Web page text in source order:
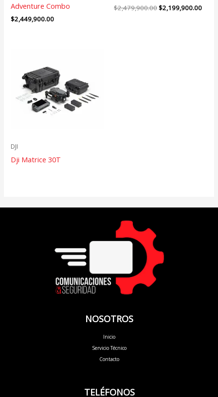
Adventure Combo
$2,449,900.00
$2,479,900.00$2,199,900.00
DJI
Dji Matrice 30T
NOSOTROS
Inicio
Servicio Técnico
Contacto
TELÉFONOS